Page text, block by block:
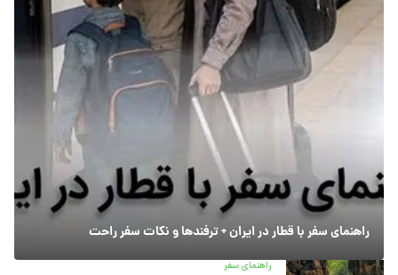
راهنمای سفر با قطار در ایران + ترفندها و نکات سفر راحت
راهنمای سفر